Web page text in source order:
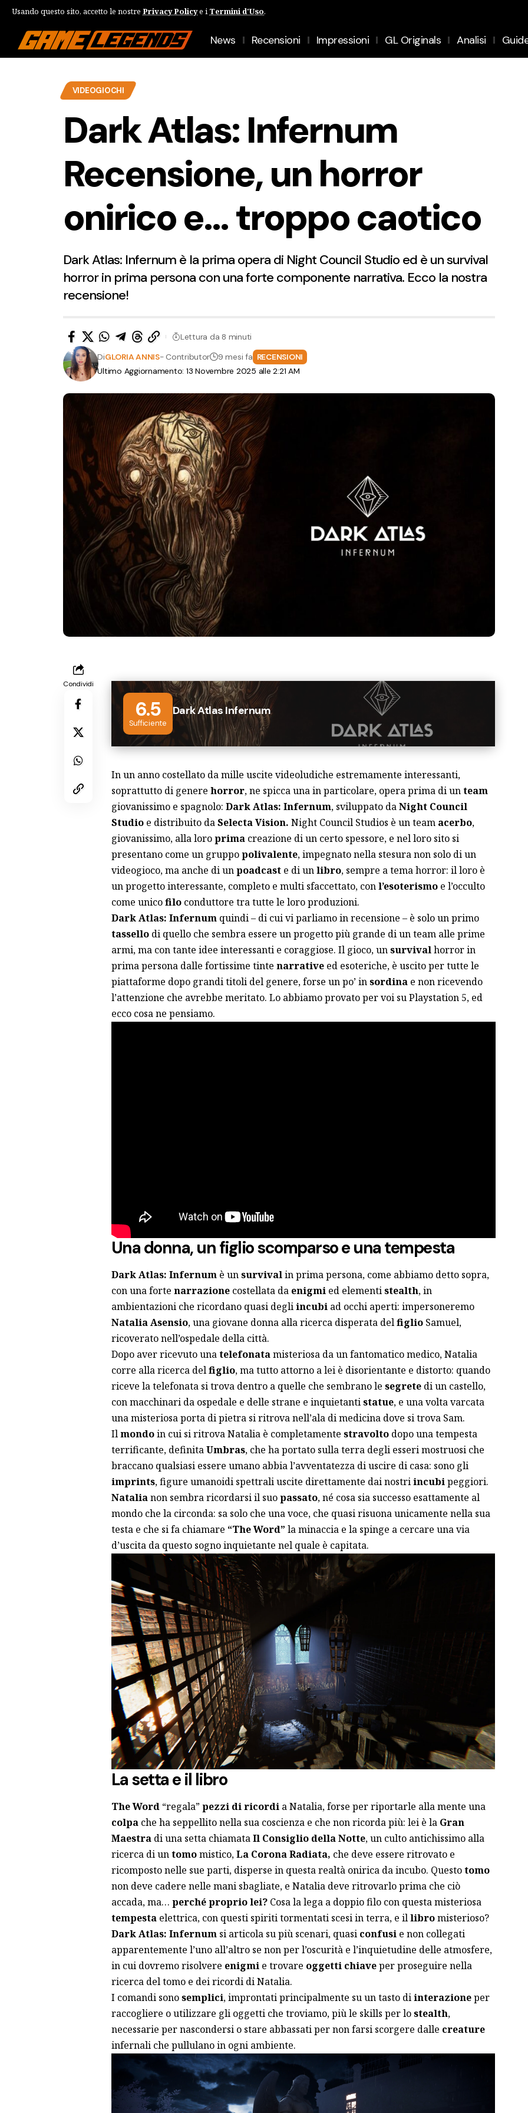
Usando questo sito, accetto le nostre Privacy Policye i Termini d'Uso.
News Recensioni Impressioni GL Originals Analisi
VIDEOGIOCHI
Dark Atlas: Infernum
Recensione, un horror
onirico e… troppo caotico
Dark Atlas: Infernum è la prima opera di Night Council Studio ed è un survival
horror in prima persona con una forte componente narrativa. Ecco la nostra
recensione!
Ultimo Aggiornamento: 13 Novembre 2025 alle 2:21 AM
DiGLORIA ANNIS- Contributor 9 mesi fa RECENSIONI
Lettura da 8 minuti
Condividi
6.5
Sufficiente
Dark Atlas Infernum
In un anno costellato da mille uscite videoludiche estremamente interessanti,
soprattutto di genere horror, ne spicca una in particolare, opera prima di unteam
giovanissimo e spagnolo: Dark Atlas: Infernum, sviluppato daNight Council
Studioe distribuito daSelecta Vision. Night Council Studios è un team acerbo,
giovanissimo, alla loroprimacreazione di un certo spessore, e nel loro sito si
presentano come un gruppopolivalente, impegnato nella stesura non solo di un
videogioco, ma anche di unpoadcaste di unlibro, sempre a tema horror: il loro è
un progetto interessante, completo e multi sfaccettato, conl’esoterismoe l’occulto
come unicofiloconduttore tra tutte le loro produzioni.
Dark Atlas: Infernumquindi – di cui vi parliamo in recensione – è solo un primo
tassellodi quello che sembra essere un progetto più grande di un team alle prime
armi, ma con tante idee interessanti e coraggiose. Il gioco, unsurvivalhorror in
prima persona dalle fortissime tinte narrativeed esoteriche, è uscito per tutte le
piattaforme dopo grandi titoli del genere, forse un po’ insordinae non ricevendo
l’attenzione che avrebbe meritato. Lo abbiamo provato per voi su Playstation 5, ed
ecco cosa ne pensiamo.
Una donna, un figlio scomparso e una tempesta
Dark Atlas: Infernumè unsurvivalin prima persona, come abbiamo detto sopra,
con una forte narrazionecostellata da enigmied elementistealth, in
ambientazioni che ricordano quasi degliincubiad occhi aperti: impersoneremo
Natalia Asensio, una giovane donna alla ricerca disperata delfiglioSamuel,
ricoverato nell’ospedale della città.
Dopo aver ricevuto unatelefonatamisteriosa da un fantomatico medico, Natalia
corre alla ricerca delfiglio, ma tutto attorno a lei è disorientante e distorto: quando
riceve la telefonata si trova dentro a quelle che sembrano le segretedi un castello,
con macchinari da ospedale e delle strane e inquietantistatue, e una volta varcata
una misteriosa porta di pietra si ritrova nell’ala di medicina dove si trova Sam.
Ilmondoin cui si ritrova Natalia è completamente stravoltodopo una tempesta
terrificante, definitaUmbras, che ha portato sulla terra degli esseri mostruosi che
braccano qualsiasi essere umano abbia l’avventatezza di uscire di casa: sono gli
imprints, figure umanoidi spettrali uscite direttamente dai nostriincubipeggiori.
Natalianon sembra ricordarsi il suopassato, né cosa sia successo esattamente al
mondo che la circonda: sa solo che una voce, che quasi risuona unicamente nella sua
testa e che si fa chiamare “The Word” la minaccia e la spinge a cercare una via
d’uscita da questo sogno inquietante nel quale è capitata.
La setta e il libro
The Word“regala”pezzi di ricordia Natalia, forse per riportarle alla mente una
colpache ha seppellito nella sua coscienza e che non ricorda più: lei è la Gran
Maestradi una setta chiamataIl Consiglio della Notte, un culto antichissimo alla
ricerca di untomomistico,La Corona Radiata, che deve essere ritrovato e
ricomposto nelle sue parti, disperse in questa realtà onirica da incubo. Questotomo
non deve cadere nelle mani sbagliate, e Natalia deve ritrovarlo prima che ciò
accada, ma… perché proprio lei?Cosa la lega a doppio filo con questa misteriosa
tempestaelettrica, con questi spiriti tormentati scesi in terra, e illibromisterioso?
Dark Atlas: Infernumsi articola su più scenari, quasi confusie non collegati
apparentemente l’uno all’altro se non per l’oscurità e l’inquietudine delle atmosfere,
in cui dovremo risolvere enigmie trovare oggetti chiaveper proseguire nella
ricerca del tomo e dei ricordi di Natalia.
I comandi sonosemplici, improntati principalmente su un tasto diinterazioneper
raccogliere o utilizzare gli oggetti che troviamo, più le skills per lostealth,
necessarie per nascondersi o stare abbassati per non farsi scorgere dalle creature
infernali che pullulano in ogni ambiente.